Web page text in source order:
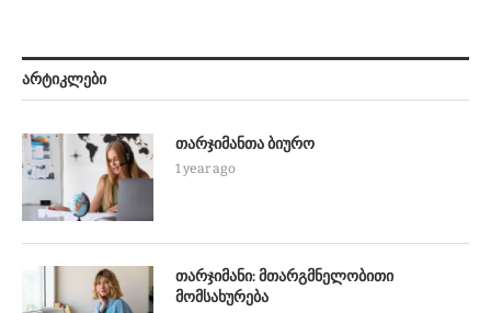
ᲐᲠᲢᲘᲙᲚᲔᲑᲘ
თარჯიმანთა ბიურო
1 year ago
თარჯიმანი: მთარგმნელობითი
მომსახურება